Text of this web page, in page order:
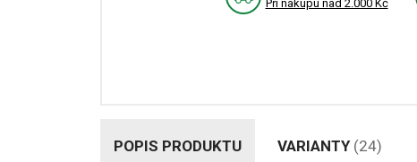
Pří nákupu nad 2.000 Kč
POPIS PRODUKTU VARIANTY (24)